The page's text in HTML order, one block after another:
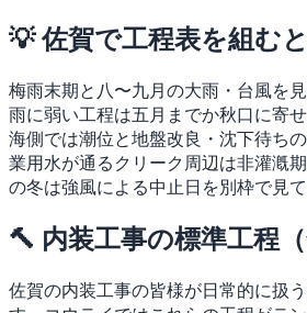
💡 佐賀で工程表を組む
梅雨末期と八〜九月の大雨・台風を
雨に弱い工程は五月までか秋口に寄
海側では潮位と地盤改良・沈下待ち
業用水が通るクリーク周辺は非灌漑
の冬は強風による中止日を別枠で見て
🔨 内装工事の標準工程
佐賀の内装工事の皆様が日常的に扱